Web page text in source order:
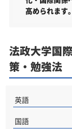
ら探す
法政大学
高められます。
法政大学国
策・勉強法
英語
国語